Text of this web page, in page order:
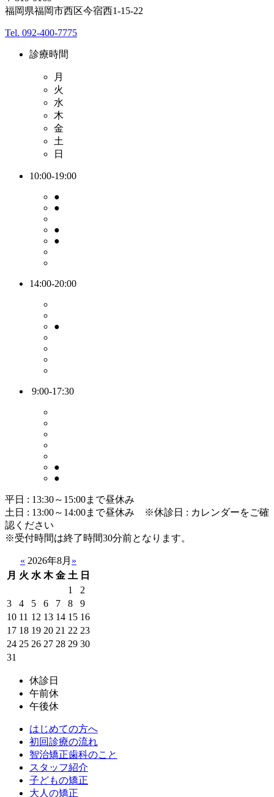
福岡県福岡市西区今宿西1-15-22
Tel. 092-400-7775
診療時間
月
火
水
木
金
土
日
10:00-19:00
●
●
●
●
14:00-20:00
●
9:00-17:30
●
●
平日 : 13:30～15:00まで昼休み
土日 : 13:00～14:00まで昼休み
※休診日 : カレンダーをご確
認ください
※受付時間は終了時間30分前となります。
« 2026年8月 »
月 火 水 木 金 土 日
1
2
3
4 5 6 7 8
9
10 11 12 13 14 15 16
17 18 19 20 21 22 23
24 25 26 27 28 29 30
31
休診日
午前休
午後休
はじめての方へ
初回診療の流れ
智治矯正歯科のこと
スタッフ紹介
子どもの矯正
大人の矯正